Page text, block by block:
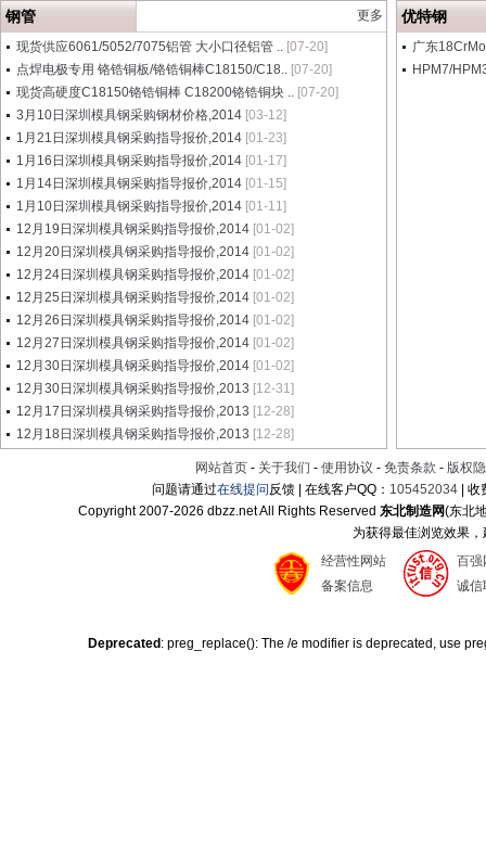
钢管 更多
现货供应6061/5052/7075铝管 大小口径铝管 .. [07-20]
点焊电极专用 铬锆铜板/铬锆铜棒C18150/C18.. [07-20]
现货高硬度C18150铬锆铜棒 C18200铬锆铜块 .. [07-20]
3月10日深圳模具钢采购钢材价格,2014 [03-12]
1月21日深圳模具钢采购指导报价,2014 [01-23]
1月16日深圳模具钢采购指导报价,2014 [01-17]
1月14日深圳模具钢采购指导报价,2014 [01-15]
1月10日深圳模具钢采购指导报价,2014 [01-11]
12月19日深圳模具钢采购指导报价,2014 [01-02]
12月20日深圳模具钢采购指导报价,2014 [01-02]
12月24日深圳模具钢采购指导报价,2014 [01-02]
12月25日深圳模具钢采购指导报价,2014 [01-02]
12月26日深圳模具钢采购指导报价,2014 [01-02]
12月27日深圳模具钢采购指导报价,2014 [01-02]
12月30日深圳模具钢采购指导报价,2014 [01-02]
12月30日深圳模具钢采购指导报价,2013 [12-31]
12月17日深圳模具钢采购指导报价,2013 [12-28]
12月18日深圳模具钢采购指导报价,2013 [12-28]
优特钢
广东
HPM7/
网站首页 - 关于我们 - 使用协议 - 免责条款 - 版权
问题请通过在线提问反馈 | 在线客户QQ： 105452034 |
Copyright 2007-2026 dbzz.net All Rights Reserved东北制造网(东北
为获得最佳浏览效果
经营性网站
备案信息
百强
诚信
Deprecated : preg_replace(): The /e modifier is deprecated, use